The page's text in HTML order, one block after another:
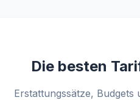
Die besten
Erstattungssätze, Budgets